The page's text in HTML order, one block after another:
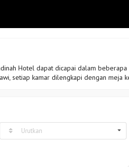
Hotel dapat dicapai dalam
setiap kamar dilengkapi dengan meja
Urutkan